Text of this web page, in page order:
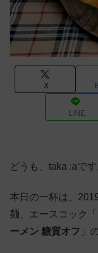
X
LINE
どうも、taka :aです
本日の一杯は、
麺、エースコック「
ーメン 糖質オフ 」